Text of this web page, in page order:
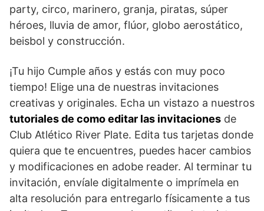
party, circo, marinero, granja, piratas, súper
héroes, lluvia de amor, flúor, globo aerostático,
beisbol y construcción.
¡Tu hijo Cumple años y estás con muy poco
tiempo! Elige una de nuestras invitaciones
creativas y originales. Echa un vistazo a nuestros
tutoriales de como editar las invitaciones de
Club Atlético River Plate. Edita tus tarjetas donde
quiera que te encuentres, puedes hacer cambios
y modificaciones en adobe reader. Al terminar tu
invitación, envíale digitalmente o imprímela en
alta resolución para entregarlo físicamente a tus